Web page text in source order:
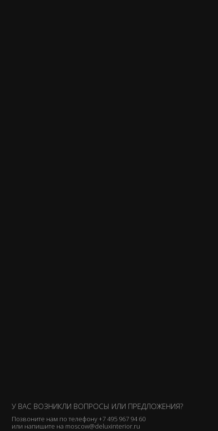
У ВАС ВОЗНИКЛИ ВОПРОСЫ ИЛИ ПРЕДЛОЖЕНИЯ?
Позвоните нам по телефону+7 495 967 94 60
или напишите на moscow@deluxinterior.ru